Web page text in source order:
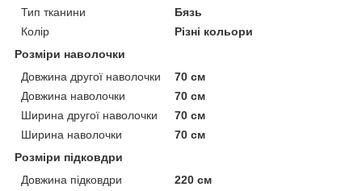
Тип тканини
Бязь
Колір
Різні кольори
Розміри наволочки
Довжина другої наволочки
70 см
Довжина наволочки
70 см
Ширина другої наволочки
70 см
Ширина наволочки
70 см
Розміри підковдри
Довжина підковдри
220 см